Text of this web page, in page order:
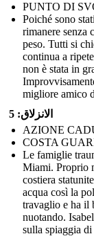
PUNTO DI
Poiché sono
rimanere senza
peso. Tutti si
continua a
non è stata in
migliore amico
الانزلاق: 5
AZIONE
COSTA
Le famiglie
Miami. Proprio
costiera
acqua così la
travaglio e ha il
nuotando.
sulla spiaggia